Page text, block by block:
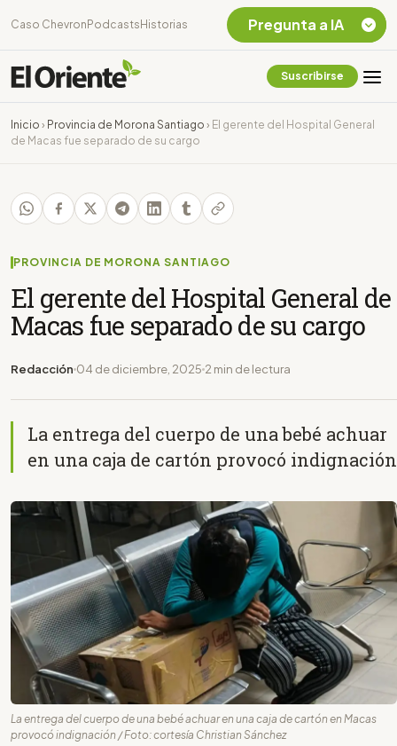
Caso Chevron Podcasts Historias
Suscribirse
Inicio › Provincia de Morona Santiago › El gerente del Hospital General
de Macas fue separado de su cargo
PROVINCIA DE MORONA SANTIAGO
El gerente del Hospital General de
Macas fue separado de su cargo
Redacción 04 de diciembre, 2025 2 min de lectura
La entrega del cuerpo de una bebé achuar
en una caja de cartón provocó indignación
La entrega del cuerpo de una bebé achuar en una caja de cartón en Macas
provocó indignación / Foto: cortesía Christian Sánchez
Pregunta a IA
Chevron Ecuador